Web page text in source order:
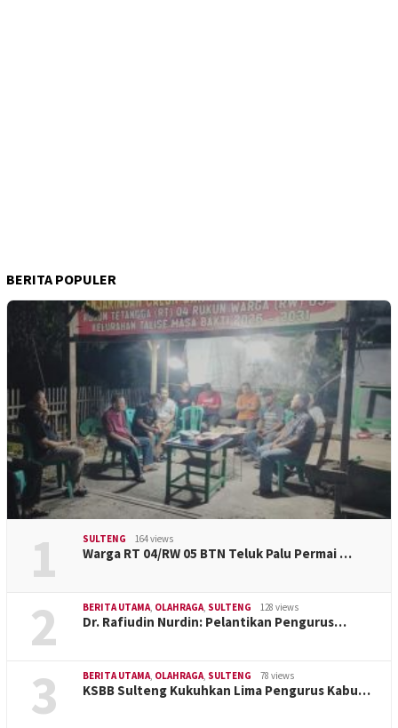
BERITA POPULER
1 SULTENG 164 views
Warga RT 04/RW 05 BTN Teluk Palu Permai …
2 BERITA UTAMA, OLAHRAGA, SULTENG 128 views
Dr. Rafiudin Nurdin: Pelantikan Pengurus…
3 BERITA UTAMA, OLAHRAGA, SULTENG 78 views
KSBB Sulteng Kukuhkan Lima Pengurus Kabu…